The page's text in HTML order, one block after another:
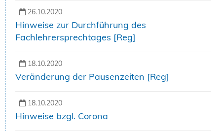
26.10.2020
Hinweise zur Durchführung des
Fachlehrersprechtages [Reg]
18.10.2020
Veränderung der Pausenzeiten [Reg]
18.10.2020
Hinweise bzgl. Corona